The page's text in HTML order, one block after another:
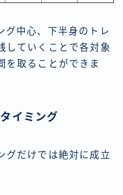
グ中心、下半身のトレ
していくことで各対象
を取ることができま
イミング
グだけでは絶対に成立